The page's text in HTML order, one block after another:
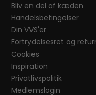
Bliv en del af kæden
Handelsbetingelser
Din VVS'er
Fortrydelsesret og
Cookies
Inspiration
Privatlivspolitik
Medlemslogin